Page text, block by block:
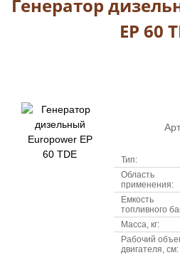
Генератор
EP 60
Тип:
Область
применения:
Емкость
топливного
Масса, кг:
Рабочий
двигателя, см: